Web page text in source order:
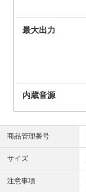
最大出力
内蔵音源
商品管理番号
サイズ
注意事項